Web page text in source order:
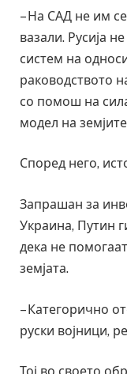
– На САД не им
вазали. Русија
систем на
раководството
со помош на
модел на
Според него,
Запрашан за
Украина, Путин
дека не
земјата.
– Категорично
руски војници,